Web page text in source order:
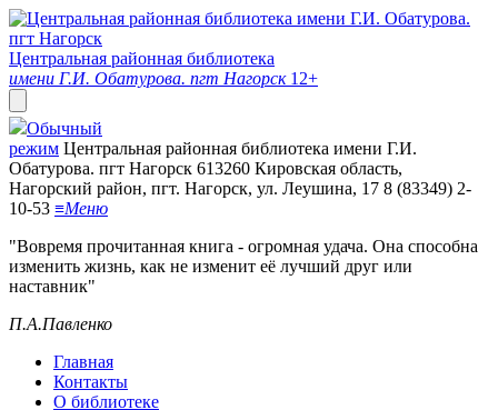
Центральная районная библиотека
имени Г.И. Обатурова. пгт Нагорск 12+
Обычный
режим Центральная районная библиотека имени Г.И.
Обатурова. пгт Нагорск 613260 Кировская область,
Нагорский район, пгт. Нагорск, ул. Леушина, 17 8 (83349) 2-
10-53 ≡Меню
"Вовремя прочитанная книга - огромная удача. Она способна
изменить жизнь, как не изменит её лучший друг или
наставник"
П.А.Павленко
Главная
Контакты
О библиотеке